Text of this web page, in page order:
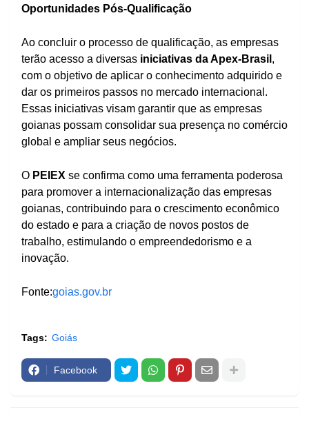
Oportunidades Pós-Qualificação
Ao concluir o processo de qualificação, as empresas
terão acesso a diversas iniciativas da Apex-Brasil ,
com o objetivo de aplicar o conhecimento adquirido e
dar os primeiros passos no mercado internacional.
Essas iniciativas visam garantir que as empresas
goianas possam consolidar sua presença no comércio
global e ampliar seus negócios.
O PEIEX se confirma como uma ferramenta poderosa
para promover a internacionalização das empresas
goianas, contribuindo para o crescimento econômico
do estado e para a criação de novos postos de
trabalho, estimulando o empreendedorismo e a
inovação.
Fonte:goias.gov.br
Tags: Goiás
Facebook